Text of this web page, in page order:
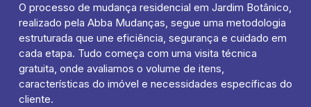
O processo de mudança residencial em Jardim Botânico,
realizado pela Abba Mudanças, segue uma metodologia
estruturada que une eficiência, segurança e cuidado em
cada etapa. Tudo começa com uma visita técnica
gratuita, onde avaliamos o volume de itens,
características do imóvel e necessidades específicas do
cliente.